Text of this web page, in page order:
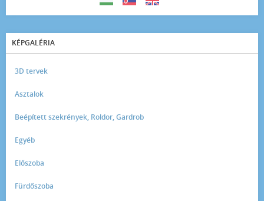
KÉPGALÉRIA
3D tervek
Asztalok
Beépített szekrények, Roldor, Gardrob
Egyéb
Előszoba
Fürdőszoba